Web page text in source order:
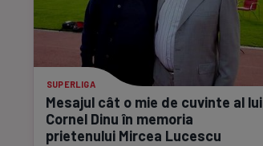
SUPERLIGA
Mesajul cât o mie de cuvinte al lui
Cornel Dinu în memoria
prietenului Mircea Lucescu